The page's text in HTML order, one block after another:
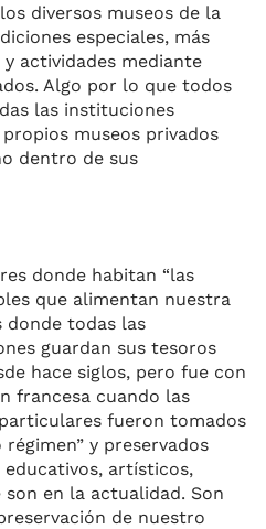
diversos museos de la
especiales, más
actividades mediante
Algo por lo que todos
las instituciones
museos privados
dentro de sus
donde habitan “las
que alimentan nuestra
donde todas las
guardan sus tesoros
hace siglos, pero fue con
francesa cuando las
fueron tomados
y preservados
artísticos,
en la actualidad. Son
de nuestro